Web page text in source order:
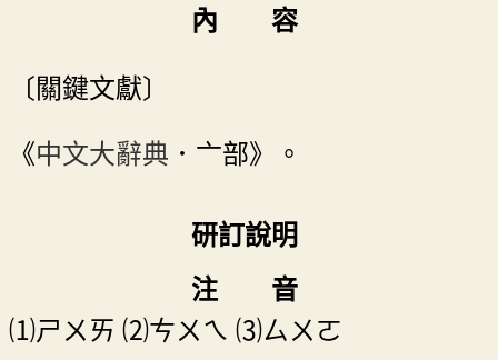
內 容
〔關鍵文獻〕
《中文大辭典 ．亠部》。
研訂說明
注 音
⑴ㄕㄨㄞ ⑵ㄘㄨㄟ ⑶ㄙㄨㄛ